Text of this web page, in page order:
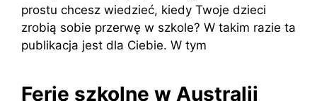
prostu chcesz wiedzieć, kiedy Twoje dzieci
zrobią sobie przerwę w szkole? W takim razie ta
publikacja jest dla Ciebie. W tym
Ferie szkolne w Australii